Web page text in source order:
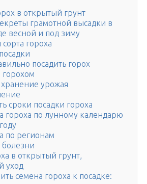
в открытый грунт
грамотной высадки в
весной и под зиму
гороха
посадить горох
горохом
урожая
сроки посадки гороха
гороха по лунному календарю
по регионам
в открытый грунт,
уход
семена гороха к посадке: